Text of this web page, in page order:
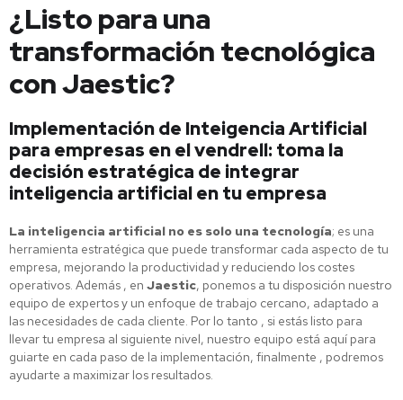
¿Listo para una
transformación tecnológica
con Jaestic?
Implementación de Inteigencia Artificial
para empresas en el vendrell: toma la
decisión estratégica de integrar
inteligencia artificial en tu empresa
La inteligencia artificial no es solo una tecnología; es una
herramienta estratégica que puede transformar cada aspecto de tu
empresa, mejorando la productividad y reduciendo los costes
operativos. Además , en Jaestic, ponemos a tu disposición nuestro
equipo de expertos y un enfoque de trabajo cercano, adaptado a
las necesidades de cada cliente. Por lo tanto , si estás listo para
llevar tu empresa al siguiente nivel, nuestro equipo está aquí para
guiarte en cada paso de la implementación, finalmente , podremos
ayudarte a maximizar los resultados.